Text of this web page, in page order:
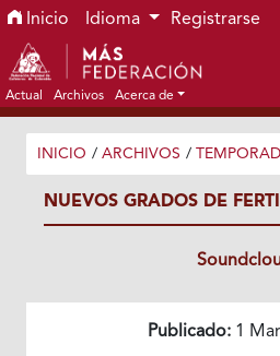
Ir al menú de navegación principal
Ir al contenido principal
Ir al pie de página del sitio
Inicio Idioma Registrarse
Actual Archivos Acerca de
INICIO / ARCHIVOS /
NUEVOS GRADOS DE
Publicado:1